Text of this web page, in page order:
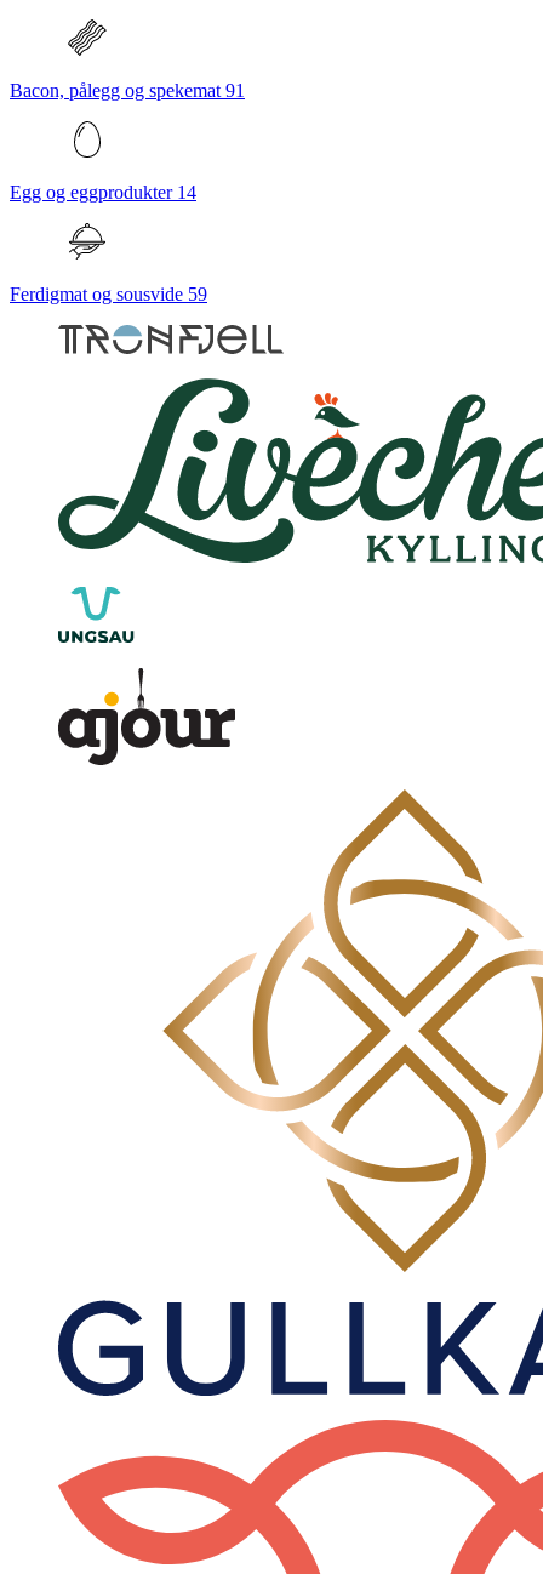
Bacon, pålegg og spekemat 91
Egg og eggprodukter 14
Ferdigmat og sousvide 59